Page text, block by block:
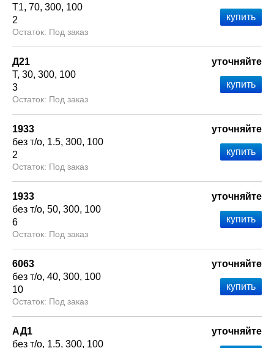
Т1 70 300 100
2
Под заказ
Д21
Т 30 300 100
3
Под заказ
уточняйте
1933
без т/о 1.5 300 100
2
Под заказ
уточняйте
1933
без т/о 50 300 100
6
Под заказ
уточняйте
6063
без т/о 40 300 100
10
Под заказ
уточняйте
АД1
без т/о 1.5 300 100
уточняйте